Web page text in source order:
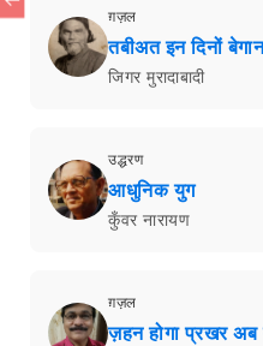
ग़ज़ल
तबीअत इन दिनों
जिगर मुरादाबादी
उद्धरण
आधुनिक युग
कुँवर नारायण
ग़ज़ल
ज़हन होगा प्रखर अब